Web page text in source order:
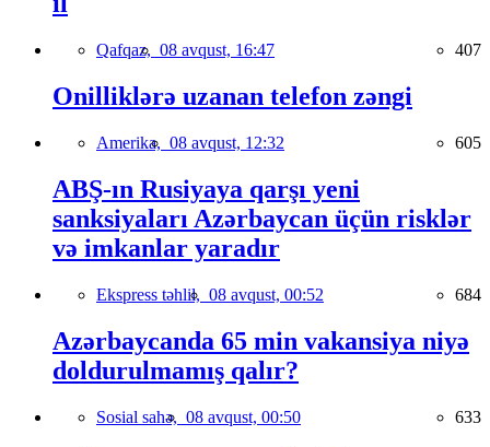
Qafqaz, 08 avqust, 16:47 407
Onilliklərə uzanan telefon zəngi
Amerika, 08 avqust, 12:32 605
ABŞ-ın Rusiyaya qarşı yeni
sanksiyaları Azərbaycan üçün risklər
və imkanlar yaradır
Ekspress təhlil, 08 avqust, 00:52 684
Azərbaycanda 65 min vakansiya niyə
doldurulmamış qalır?
Sosial sahə, 08 avqust, 00:50 633